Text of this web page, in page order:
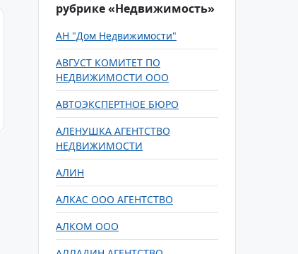
рубрике «Недвижимость»
AH "Дом Недвижимости"
АВГУСТ КОМИТЕТ ПО
НЕДВИЖИМОСТИ ООО
АВТОЭКСПЕРТНОЕ БЮРО
АЛЕНУШКА АГЕНТСТВО
НЕДВИЖИМОСТИ
АЛИН
АЛКАС ООО АГЕНТСТВО
АЛКОМ ООО